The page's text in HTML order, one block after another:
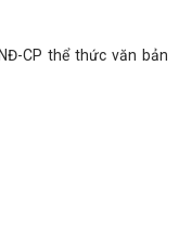
CP thể thức văn bản